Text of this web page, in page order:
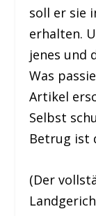
soll er sie
erhalten.
jenes und
Was
Artikel
Selbst
Betrug ist
(Der